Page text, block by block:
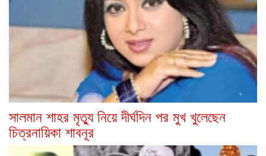
সালমান শাহর মৃত্যু নিয়ে দীর্ঘদিন পর মুখ খুলেছেন
চিত্রনায়িকা শাবনূর